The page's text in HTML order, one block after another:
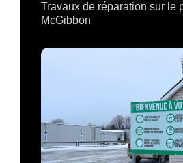
Travaux de réparation sur le
McGibbon